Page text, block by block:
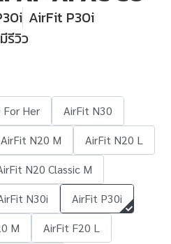
AirFit P30i
รีวิว
Her
AirFit N30
AirFit N20 M
AirFit N20 L
N20 Classic M
N30i
AirFit P30i
M
AirFit F20 L